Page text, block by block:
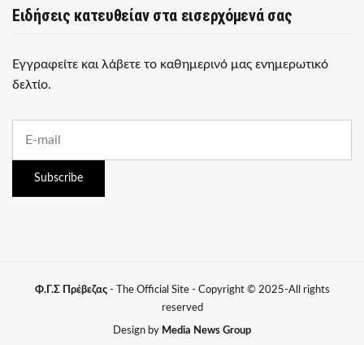
Ειδήσεις κατευθείαν στα εισερχόμενά σας
Εγγραφείτε και λάβετε το καθημερινό μας ενημερωτικό
δελτίο.
a
Subscribe
Φ.Γ.Σ Πρέβεζας- The Official Site - Copyright © 2025-All rights
reserved
Design by Media News Group